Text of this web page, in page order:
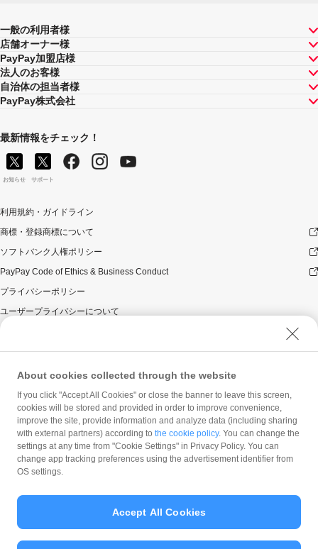
一般の利用者様
店舗オーナー様
PayPay加盟店様
法人のお客様
自治体の担当者様
PayPay株式会社
最新情報をチェック！
お知らせ サポート
利用規約・ガイドライン
商標・登録商標について
ソフトバンク人権ポリシー
PayPay Code of Ethics & Business Conduct
プライバシーポリシー
ユーザープライバシーについて
ウェブサイト利用規約
反社会的勢力に対する方針
勧誘方針
マネロン等基本方針
カスタマーハラスメントに関する当社の考え方
© PayPay Corporation
About cookies collected through the website
If you click "Accept All Cookies" or close the banner to leave this screen,
cookies will be stored and provided in order to improve convenience,
improve the site, provide information and analyze data (including sharing
with external partners) according to the cookie policy. You can change the
settings at any time from "Cookie Settings" in Privacy Policy. You can
change app tracking preferences using the advertisement identifier from
OS settings.
Accept All Cookies